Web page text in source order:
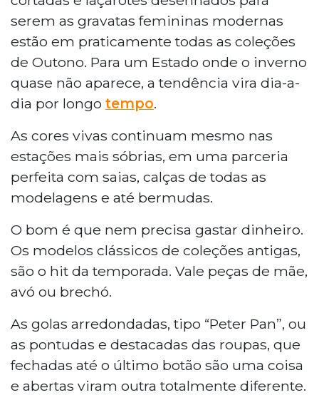
serem as gravatas femininas modernas
estão em praticamente todas as coleções
de Outono. Para um Estado onde o inverno
quase não aparece, a tendência vira dia-a-
dia por longo tempo.
As cores vivas continuam mesmo nas
estações mais sóbrias, em uma parceria
perfeita com saias, calças de todas as
modelagens e até bermudas.
O bom é que nem precisa gastar dinheiro.
Os modelos clássicos de coleções antigas,
são o hit da temporada. Vale peças de mãe,
avó ou brechó.
As golas arredondadas, tipo “Peter Pan”, ou
as pontudas e destacadas das roupas, que
fechadas até o último botão são uma coisa
e abertas viram outra totalmente diferente.